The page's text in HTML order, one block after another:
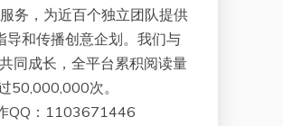
务，为近百个独立团队提供
导和传播创意企划。我们与
同成长，全平台累积阅读量
50,000,000次。
QQ：1103671446